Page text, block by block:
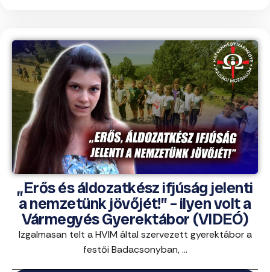
„Erős és áldozatkész ifjúság jelenti
a nemzetünk jövőjét!” – ilyen volt a
Vármegyés Gyerektábor (VIDEÓ)
Izgalmasan telt a HVIM által szervezett gyerektábor a
festői Badacsonyban, ...